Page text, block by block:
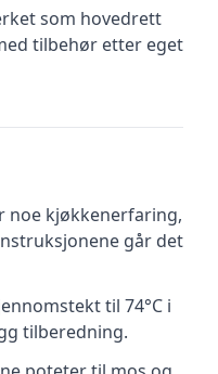
som hovedrett
tilbehør etter eget
noe kjøkkenerfaring,
går det
til 74°C i
tilberedning.